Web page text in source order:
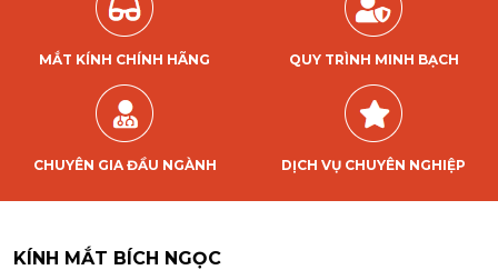
MẮT KÍNH CHÍNH HÃNG QUY TRÌNH MINH BẠCH
CHUYÊN GIA ĐẦU NGÀNH DỊCH VỤ CHUYÊN NGHIỆP
KÍNH MẮT BÍCH NGỌC